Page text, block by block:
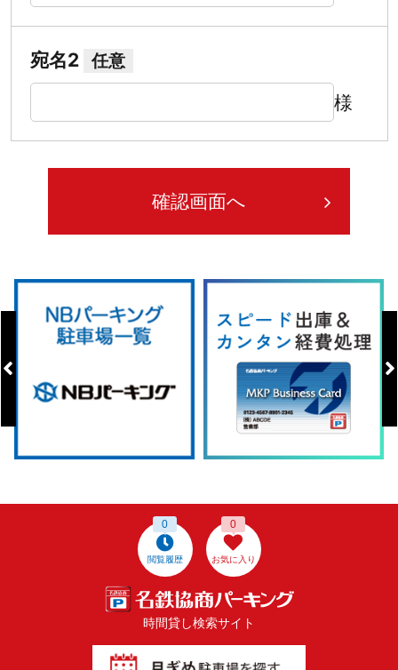
宛名2 任意
様
閲覧履歴
0
お気に入り
0
時間貸し検索サイト